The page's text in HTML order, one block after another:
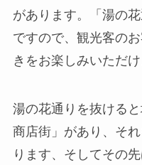
があります。「湯の
ですので、観光客の
きをお楽しみいただけ
湯の花通りを抜ける
商店街」があり、そ
ります、そしてその